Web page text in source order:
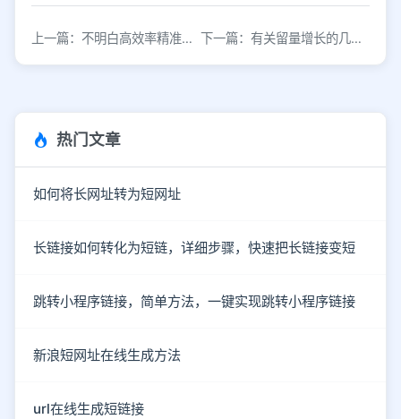
上一篇：不明白高效率精准获客应当采用什么套路，来看看这一！ 下一篇：有关留量增长的几个方面思考
热门文章
如何将长网址转为短网址
长链接如何转化为短链，详细步骤，快速把长链接变短
跳转小程序链接，简单方法，一键实现跳转小程序链接
新浪短网址在线生成方法
url在线生成短链接